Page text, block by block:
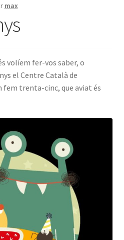
max
volíem fer-vos saber, o
el Centre Català de
fem trenta-cinc, que aviat és